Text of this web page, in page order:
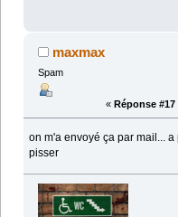
maxmax
Spam
« Réponse #17
on m'a envoyé ça par mail...
pisser